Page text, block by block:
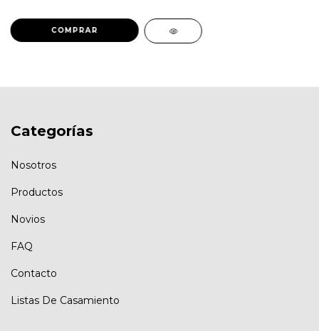
Categorías
Nosotros
Productos
Novios
FAQ
Contacto
Listas De Casamiento